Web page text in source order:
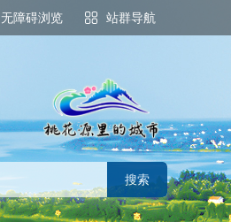
无障碍浏览 站群导航
桃花源里的城市